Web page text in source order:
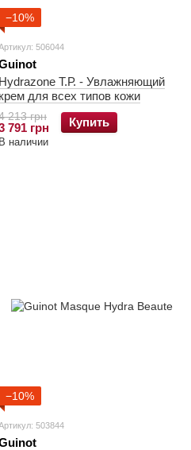
−10%
506044
Hydrazone Т.Р. - Увлажняющий
крем для всех типов кожи
213 грн
791 грн Купить
В наличии
−10%
503844